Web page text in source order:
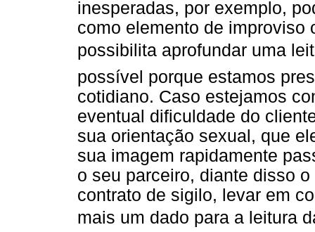
inesperadas, por exemplo,
como elemento de improviso
possibilita aprofundar uma
possível porque estamos
cotidiano. Caso estejamos
eventual dificuldade do
sua orientação sexual, que
sua imagem rapidamente
o seu parceiro, diante disso
contrato de sigilo, levar em
mais um dado para a leitura